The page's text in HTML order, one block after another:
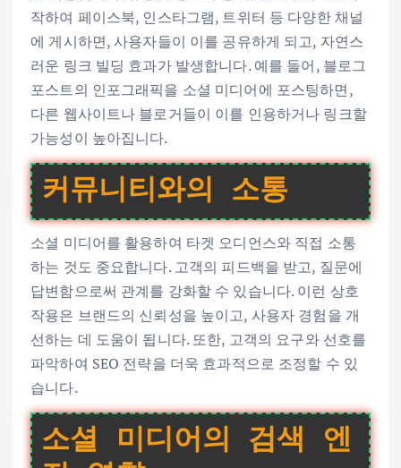
작하여 페이스북, 인스타그램, 트위터 등 다양한 채널
에 게시하면, 사용자들이 이를 공유하게 되고, 자연스
러운 링크 빌딩 효과가 발생합니다. 예를 들어, 블로그
포스트의 인포그래픽을 소셜 미디어에 포스팅하면,
다른 웹사이트나 블로거들이 이를 인용하거나 링크할
가능성이 높아집니다.
커뮤니티와의 소통
소셜 미디어를 활용하여 타겟 오디언스와 직접 소통
하는 것도 중요합니다. 고객의 피드백을 받고, 질문에
답변함으로써 관계를 강화할 수 있습니다. 이런 상호
작용은 브랜드의 신뢰성을 높이고, 사용자 경험을 개
선하는 데 도움이 됩니다. 또한, 고객의 요구와 선호를
파악하여 SEO 전략을 더욱 효과적으로 조정할 수 있
습니다.
소셜 미디어의 검색 엔